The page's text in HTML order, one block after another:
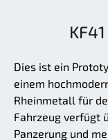
Dies ist ein
einem
Rheinmetall für
Fahrzeug verfügt
Panzerung und